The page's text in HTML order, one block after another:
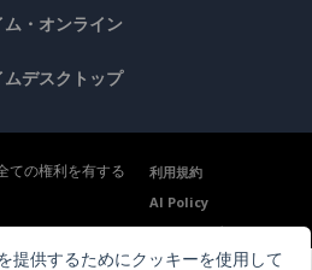
・オンライン
デスクトップ
の権利を有する
利用規約
AI Policy
Guidelines セキュリティ概要
提供するためにクッキーを使用して